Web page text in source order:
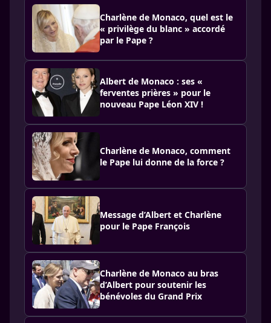
Charlène de Monaco, quel est le
« privilège du blanc » accordé
par le Pape ?
Albert de Monaco : ses «
ferventes prières » pour le
nouveau Pape Léon XIV !
Charlène de Monaco, comment
le Pape lui donne de la force ?
Message d’Albert et Charlène
pour le Pape François
Charlène de Monaco au bras
d’Albert pour soutenir les
bénévoles du Grand Prix